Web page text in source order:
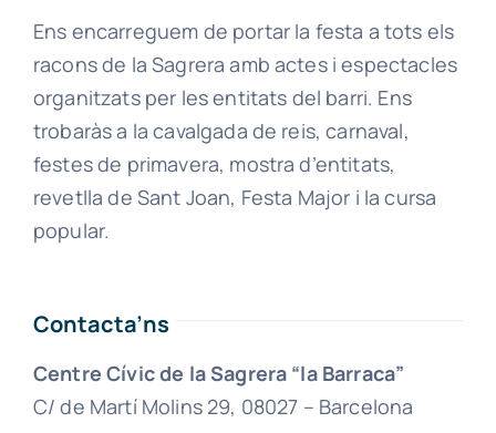
Ens encarreguem de portar la festa a tots els
racons de la Sagrera amb actes i espectacles
organitzats per les entitats del barri. Ens
trobaràs a la cavalgada de reis, carnaval,
festes de primavera, mostra d’entitats,
revetlla de Sant Joan, Festa Major i la cursa
popular.
Contacta’ns
Centre Cívic de la Sagrera “la Barraca”
C/ de Martí Molins 29, 08027 – Barcelona